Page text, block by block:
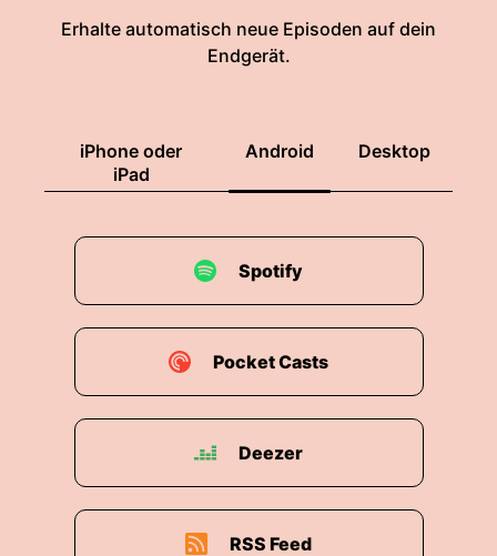
Erhalte automatisch neue Episoden auf dein
Endgerät.
iPhone oder
iPad
Android Desktop
Spotify
Pocket Casts
Deezer
RSS Feed